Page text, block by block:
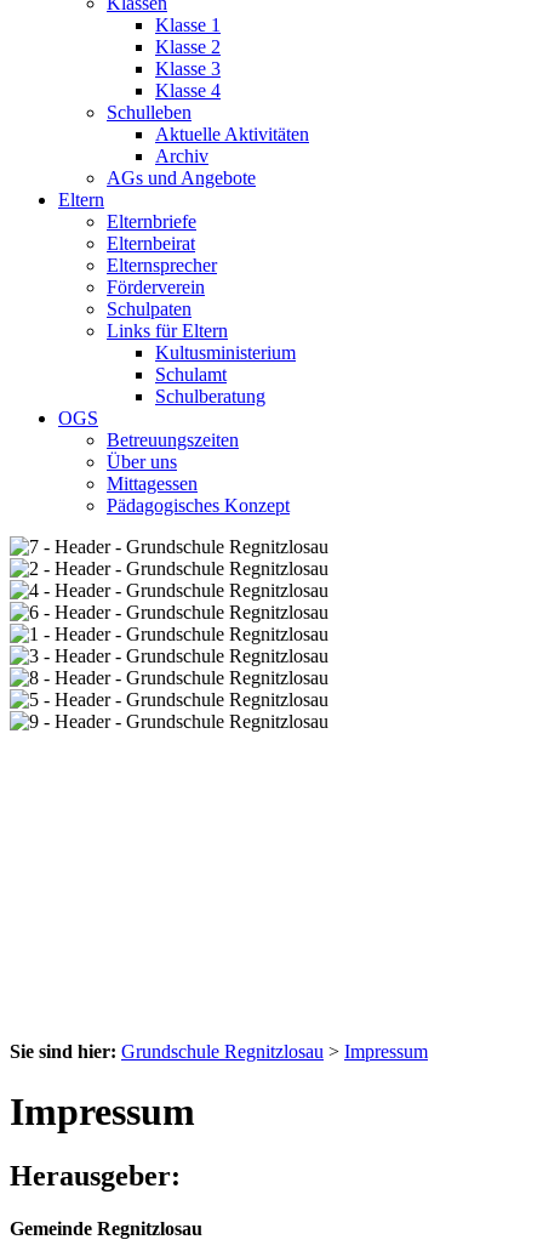
Klasse 1
Klasse 2
Klasse 3
Klasse 4
Schulleben
Aktuelle Aktivitäten
Archiv
AGs und Angebote
Eltern
Elternbriefe
Elternbeirat
Elternsprecher
Förderverein
Schulpaten
Links für Eltern
Kultusministerium
Schulamt
Schulberatung
OGS
Betreuungszeiten
Über uns
Mittagessen
Pädagogisches Konzept
Sie sind hier: Grundschule Regnitzlosau > Impressum
Impressum
Herausgeber:
Gemeinde Regnitzlosau